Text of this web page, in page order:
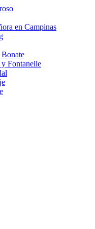
en Campinas
Fontanelle